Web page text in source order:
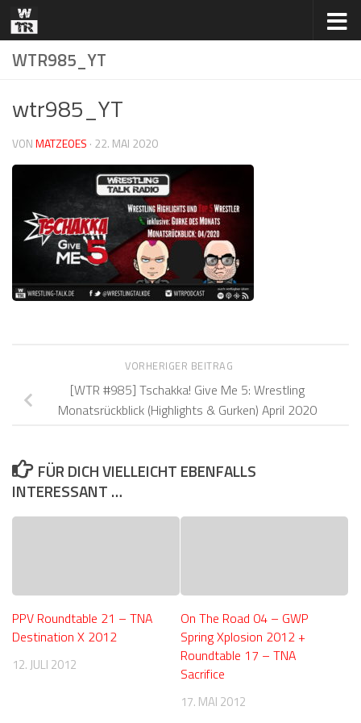
Zum Inhalt springen
WTR985_YT
wtr985_YT
VONMATZEOES · 22. MAI 2020
VORHERIGER BEITRAG
[WTR #985] Tschakka! Give Me 5: Wrestling
Monatsrückblick (Highlights & Gurken) April 2020
FÜR DICH VIELLEICHT EBENFALLS
INTERESSANT …
PPV Roundtable 21 – TNA
Destination X 2012
12. JULI 2012
On The Road 04 – GWP
Spring Xplosion 2012 +
Roundtable 17 – TNA
Sacrifice
17. MAI 2012